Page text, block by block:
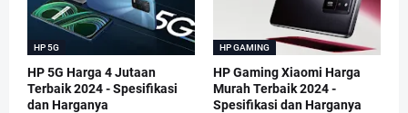
HP 5G
HP 5G Harga 4 Jutaan
Terbaik 2024 - Spesifikasi
dan Harganya
HP GAMING
HP Gaming Xiaomi Harga
Murah Terbaik 2024 -
Spesifikasi dan Harganya